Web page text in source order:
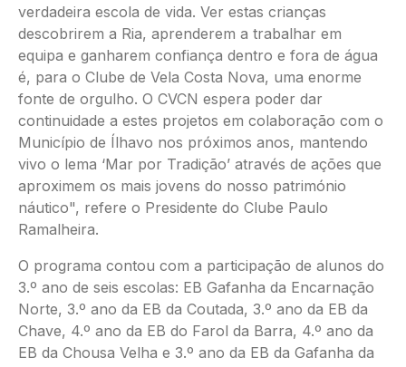
verdadeira escola de vida. Ver estas crianças
descobrirem a Ria, aprenderem a trabalhar em
equipa e ganharem confiança dentro e fora de água
é, para o Clube de Vela Costa Nova, uma enorme
fonte de orgulho. O CVCN espera poder dar
continuidade a estes projetos em colaboração com o
Município de Ílhavo nos próximos anos, mantendo
vivo o lema ‘Mar por Tradição’ através de ações que
aproximem os mais jovens do nosso património
náutico", refere o Presidente do Clube Paulo
Ramalheira.
O programa contou com a participação de alunos do
3.º ano de seis escolas: EB Gafanha da Encarnação
Norte, 3.º ano da EB da Coutada, 3.º ano da EB da
Chave, 4.º ano da EB do Farol da Barra, 4.º ano da
EB da Chousa Velha e 3.º ano da EB da Gafanha da